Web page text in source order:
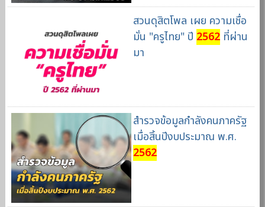
สวนดุสิตโพล เผย ความเชื่อ
มั่น "ครูไทย" ปี 2562ที่ผ่าน
มา
สำรวจข้อมูลกำลังคนภาครัฐ
เมื่อสิ้นปีงบประมาณ พ.ศ.
2562